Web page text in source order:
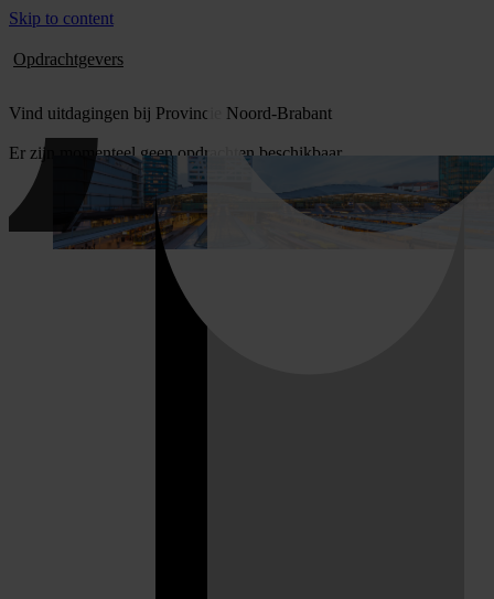
Skip to content
Opdrachtgevers
Vind uitdagingen bij Provincie Noord-Brabant
Er zijn momenteel geen opdrachten beschikbaar.